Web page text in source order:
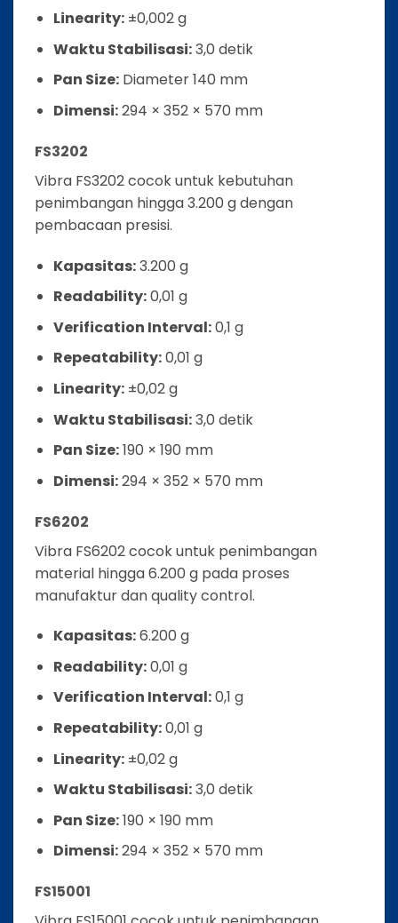
Linearity:±0,002 g
Waktu Stabilisasi:3,0 detik
Pan Size:Diameter 140 mm
Dimensi:294 × 352 × 570 mm
FS3202
Vibra FS3202 cocok untuk kebutuhan
penimbangan hingga 3.200 g dengan
pembacaan presisi.
Kapasitas:3.200 g
Readability:0,01 g
Verification Interval:0,1 g
Repeatability:0,01 g
Linearity:±0,02 g
Waktu Stabilisasi:3,0 detik
Pan Size:190 × 190 mm
Dimensi:294 × 352 × 570 mm
FS6202
Vibra FS6202 cocok untuk penimbangan
material hingga 6.200 g pada proses
manufaktur dan quality control.
Kapasitas:6.200 g
Readability:0,01 g
Verification Interval:0,1 g
Repeatability:0,01 g
Linearity:±0,02 g
Waktu Stabilisasi:3,0 detik
Pan Size:190 × 190 mm
Dimensi:294 × 352 × 570 mm
FS15001